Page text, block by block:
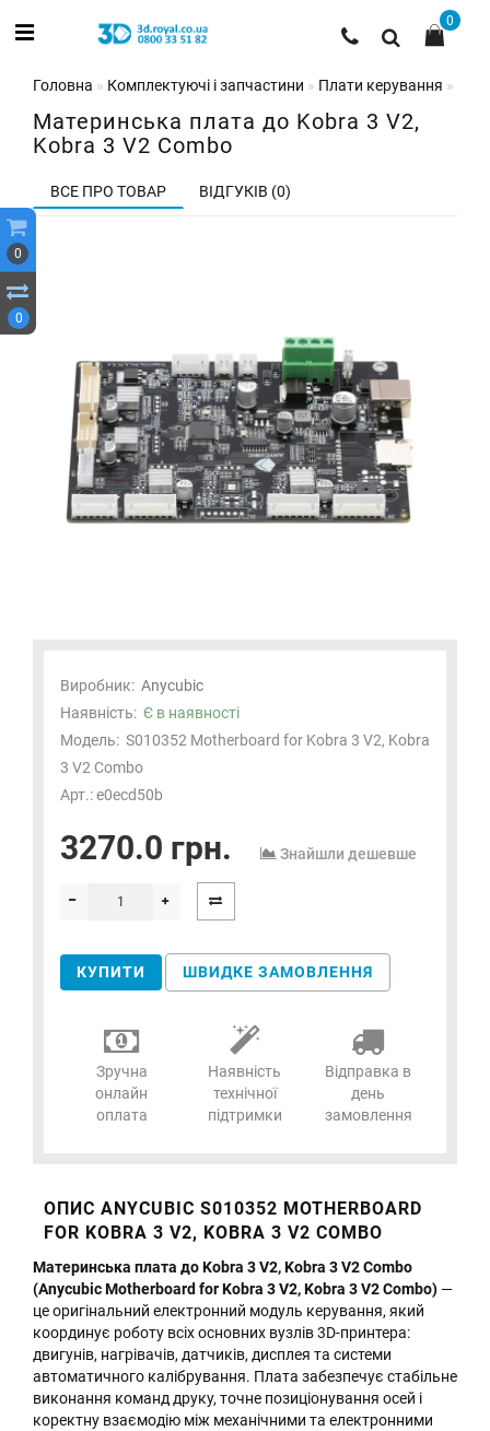
0
0
0
Головна Комплектуючі і запчастини Плати керування
Материнська плата до Kobra 3 V2,
Kobra 3 V2 Combo
ВСЕ ПРО ТОВАР ВІДГУКІВ (0)
Виробник: Anycubic
Наявність: Є в наявності
Модель: S010352 Motherboard for Kobra 3 V2, Kobra
3 V2 Combo
Арт.: e0ecd50b
3270.0 грн. Знайшли дешевше
КУПИТИ ШВИДКЕ ЗАМОВЛЕННЯ
Зручна
онлайн
оплата
Наявність
технічної
підтримки
Відправка в
день
замовлення
ОПИС ANYCUBIC S010352 MOTHERBOARD
FOR KOBRA 3 V2, KOBRA 3 V2 COMBO
Материнська плата до Kobra 3 V2, Kobra 3 V2 Combo
(Anycubic Motherboard for Kobra 3 V2, Kobra 3 V2 Combo) —
це оригінальний електронний модуль керування, який
координує роботу всіх основних вузлів 3D-принтера:
двигунів, нагрівачів, датчиків, дисплея та системи
автоматичного калібрування. Плата забезпечує стабільне
виконання команд друку, точне позиціонування осей і
коректну взаємодію між механічними та електронними